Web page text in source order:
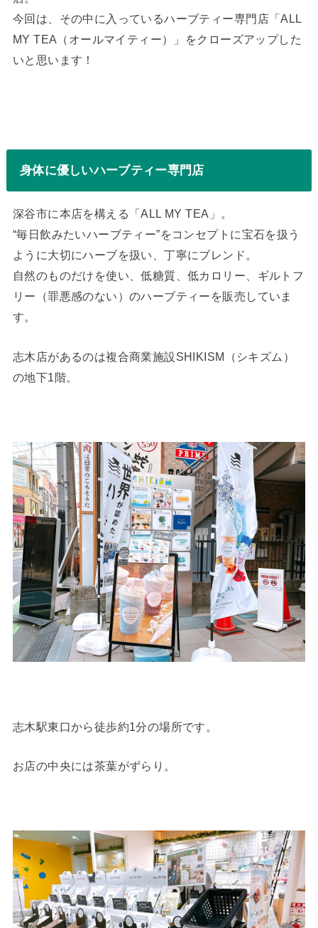
今回は、その中に入っているハーブティー専門店「ALL
MY TEA（オールマイティー）」をクローズアップした
いと思います！
身体に優しいハーブティー専門店
深谷市に本店を構える「ALL MY TEA」。
“毎日飲みたいハーブティー”をコンセプトに宝石を扱う
ように大切にハーブを扱い、丁寧にブレンド。
自然のものだけを使い、低糖質、低カロリー、ギルトフ
リー（罪悪感のない）のハーブティーを販売していま
す。
志木店があるのは複合商業施設SHIKISM（シキズム）
の地下1階。
志木駅東口から徒歩約1分の場所です。
お店の中央には茶葉がずらり。